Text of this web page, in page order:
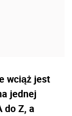
wciąż jest
jednej
do Z, a